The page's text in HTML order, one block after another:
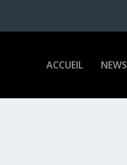
ACCUEIL NEWS